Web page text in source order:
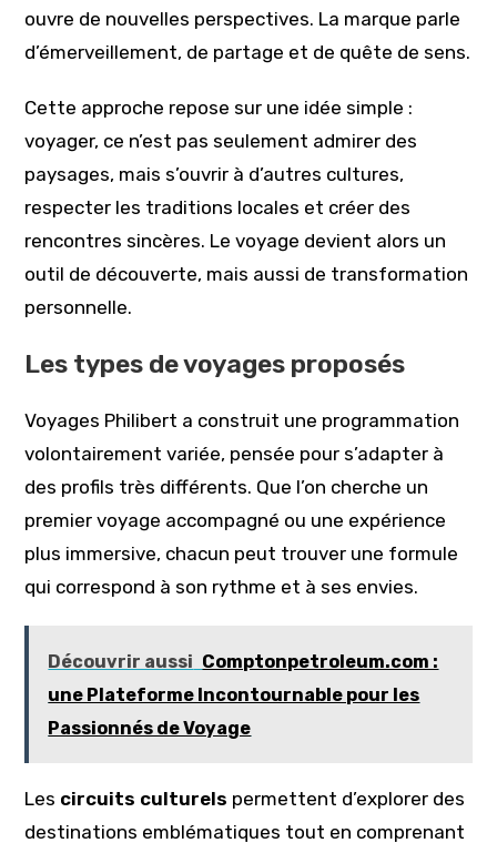
ouvre de nouvelles perspectives. La marque parle
d’émerveillement, de partage et de quête de sens.
Cette approche repose sur une idée simple :
voyager, ce n’est pas seulement admirer des
paysages, mais s’ouvrir à d’autres cultures,
respecter les traditions locales et créer des
rencontres sincères. Le voyage devient alors un
outil de découverte, mais aussi de transformation
personnelle.
Les types de voyages proposés
Voyages Philibert a construit une programmation
volontairement variée, pensée pour s’adapter à
des profils très différents. Que l’on cherche un
premier voyage accompagné ou une expérience
plus immersive, chacun peut trouver une formule
qui correspond à son rythme et à ses envies.
Découvrir aussi Comptonpetroleum.com :
une Plateforme Incontournable pour les
Passionnés de Voyage
Les circuits culturels permettent d’explorer des
destinations emblématiques tout en comprenant